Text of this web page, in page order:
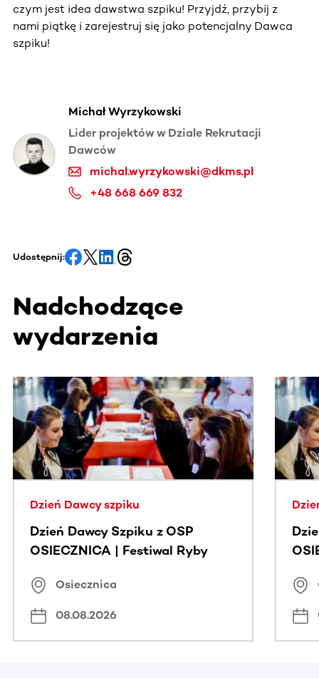
czym jest idea dawstwa szpiku! Przyjdź, przybij z
nami piątkę i zarejestruj się jako potencjalny Dawca
szpiku!
Michał Wyrzykowski
Lider projektów w Dziale Rekrutacji
Dawców
michal.wyrzykowski@dkms.pl
+48 668 669 832
Udostępnij:
Nadchodzące
wydarzenia
Ta sekcja zawiera treści przewijane w poziomie. Użyj
Dzień Dawcy szpiku
Dzień Dawcy Szpiku z OSP
OSIECZNICA | Festiwal Ryby
Osiecznica
08.08.2026